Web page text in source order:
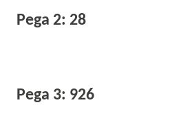
Pega 2: 28
Pega 3: 926